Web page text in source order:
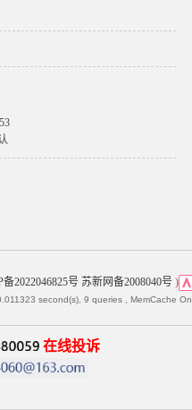
备2022046825号 苏新网备2008040号 )
second(s), 9 queries , MemCache On.
在线投诉